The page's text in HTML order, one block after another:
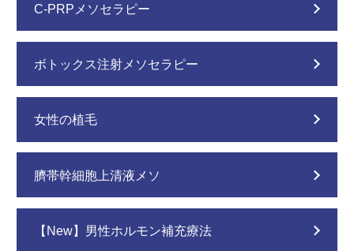
C-PRPメソセラピー
ボトックス注射メソセラピー
女性の植毛
臍帯幹細胞上清液メソ
【New】男性ホルモン補充療法